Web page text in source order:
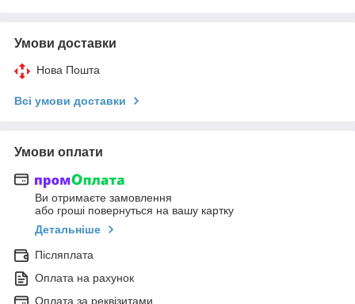
Умови доставки
Нова Пошта
Всі умови доставки
Умови оплати
Ви отримаєте замовлення
або гроші повернуться на вашу картку
Детальніше
Післяплата
Оплата на рахунок
Оплата за реквізитами